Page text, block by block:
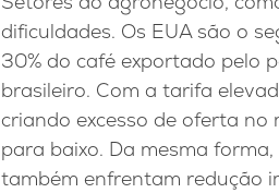
dificuldades. Os EUA são o
30% do café exportado pelo
brasileiro. Com a tarifa
criando excesso de oferta
para baixo. Da mesma
também enfrentam redução